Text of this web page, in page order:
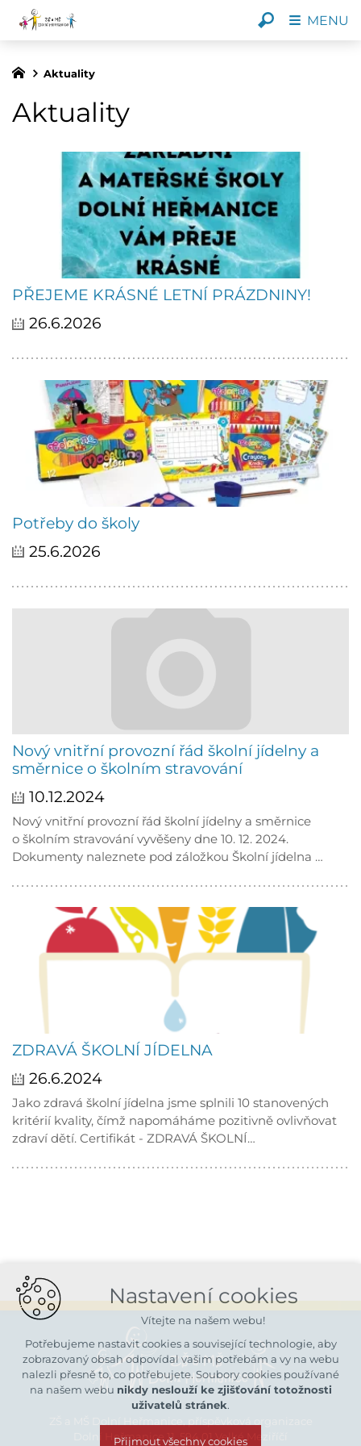
Aktuality
Aktuality
PŘEJEME KRÁSNÉ LETNÍ PRÁZDNINY!
26.6.2026
Potřeby do školy
25.6.2026
Nový vnitřní provozní řád školní jídelny a
směrnice o školním stravování
10.12.2024
Nový vnitřní provozní řád školní jídelny a směrnice
o školním stravování vyvěšeny dne 10. 12. 2024.
Dokumenty naleznete pod záložkou Školní jídelna …
ZDRAVÁ ŠKOLNÍ JÍDELNA
26.6.2024
Jako zdravá školní jídelna jsme splnili 10 stanovených
kritérií kvality, čímž napomáháme pozitivně ovlivňovat
zdraví dětí. Certifikát - ZDRAVÁ ŠKOLNÍ…
Dolní Heřmanice 11, 594 01 Velké Meziříčí
MENU
Nastavení cookies
Vítejte na našem webu!
Potřebujeme nastavit cookies a související technologie, aby
zobrazovaný obsah odpovídal vašim potřebám a vy na webu
nalezli přesně to, co potřebujete. Soubory cookies používané
na našem webu nikdy neslouží ke zjišťování totožnosti
uživatelů stránek.
Přijmout všechny cookies